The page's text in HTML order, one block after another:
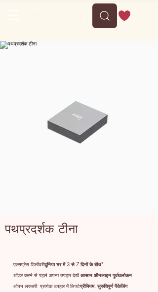
पथप्रदर्शक टीना
एक्सप्रेस डिलीवरीदुनिया भर में 3 से 7 दिनों के बीच*
ऑर्डर करने से पहले अपना उपहार देखें:आसान ऑनलाइन पूर्वावलोकन
ओपन लक्जरी: प्रत्येक उपहार में लिपटेप्रीमियम, सुरुचिपूर्ण पैकेजिंग